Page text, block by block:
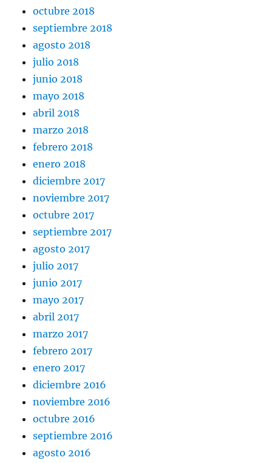
octubre 2018
septiembre 2018
agosto 2018
julio 2018
junio 2018
mayo 2018
abril 2018
marzo 2018
febrero 2018
enero 2018
diciembre 2017
noviembre 2017
octubre 2017
septiembre 2017
agosto 2017
julio 2017
junio 2017
mayo 2017
abril 2017
marzo 2017
febrero 2017
enero 2017
diciembre 2016
noviembre 2016
octubre 2016
septiembre 2016
agosto 2016